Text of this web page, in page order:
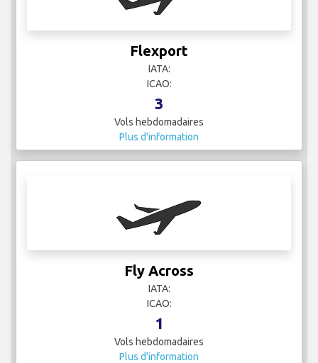
Flexport
IATA:
ICAO:
3
Vols hebdomadaires
Plus d'information
Fly Across
IATA:
ICAO:
1
Vols hebdomadaires
Plus d'information